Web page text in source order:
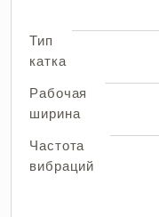
Тип
катка
Рабочая
ширина
Частота
вибраций